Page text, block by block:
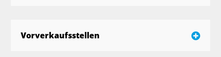
Vorverkaufsstellen